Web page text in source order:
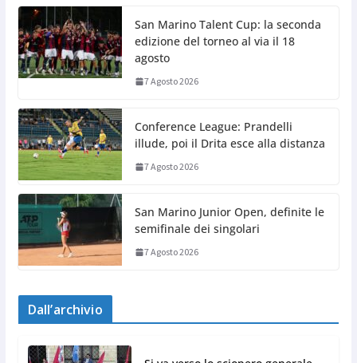
San Marino Talent Cup: la seconda
edizione del torneo al via il 18
agosto
7 Agosto 2026
Conference League: Prandelli
illude, poi il Drita esce alla distanza
7 Agosto 2026
San Marino Junior Open, definite le
semifinale dei singolari
7 Agosto 2026
Dall’archivio